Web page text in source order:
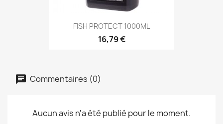
FISH PROTECT 1000ML
16,79 €
Commentaires (0)
Aucun avis n'a été publié pour le moment.